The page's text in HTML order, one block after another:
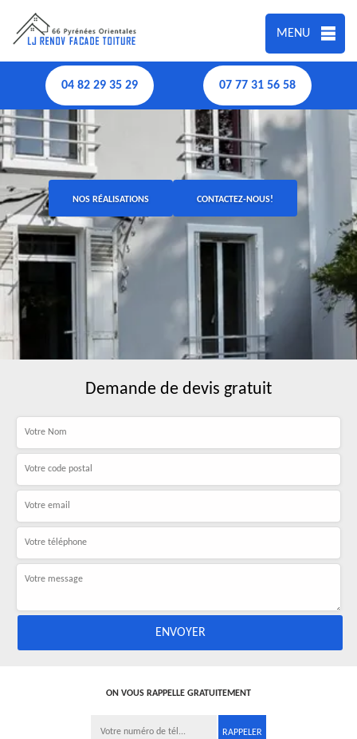
MENU
04 82 29 35 29 07 77 31 56 58
NOS RÉALISATIONS CONTACTEZ-NOUS!
Demande de devis gratuit
ON VOUS RAPPELLE GRATUITEMENT